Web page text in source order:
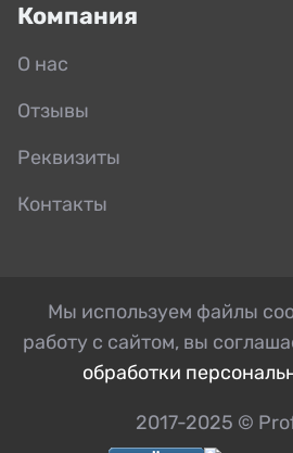
Компания
О нас
Отзывы
Реквизиты
Контакты
Мы используем файлы
работу с сайтом, вы
обработки
2017-2025 ©